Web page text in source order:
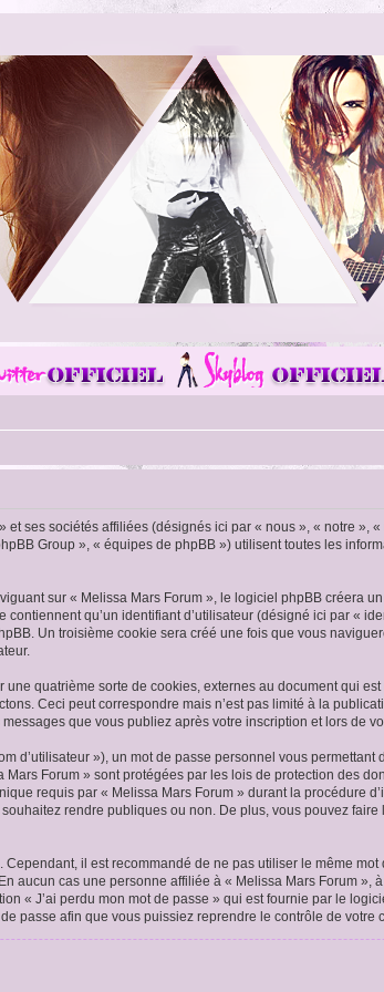
ses sociétés affiliées (désignés ici par « nous », « notre »,
Group », « équipes de phpBB ») utilisent toutes les
sur « Melissa Mars Forum », le logiciel phpBB créera
qu’un identifiant d’utilisateur (désigné ici par «
Un troisième cookie sera créé une fois que vous
quatrième sorte de cookies, externes au document qui
Ceci peut correspondre mais n’est pas limité à la
que vous publiez après votre inscription et lors de
d’utilisateur »), un mot de passe personnel vous
Forum » sont protégées par les lois de protection des
requis par « Melissa Mars Forum » durant la procédure
rendre publiques ou non. De plus, vous pouvez
il est recommandé de ne pas utiliser le même
aucun cas une personne affiliée à « Melissa Mars Forum
« J’ai perdu mon mot de passe » qui est fournie par le
passe afin que vous puissiez reprendre le contrôle de votre